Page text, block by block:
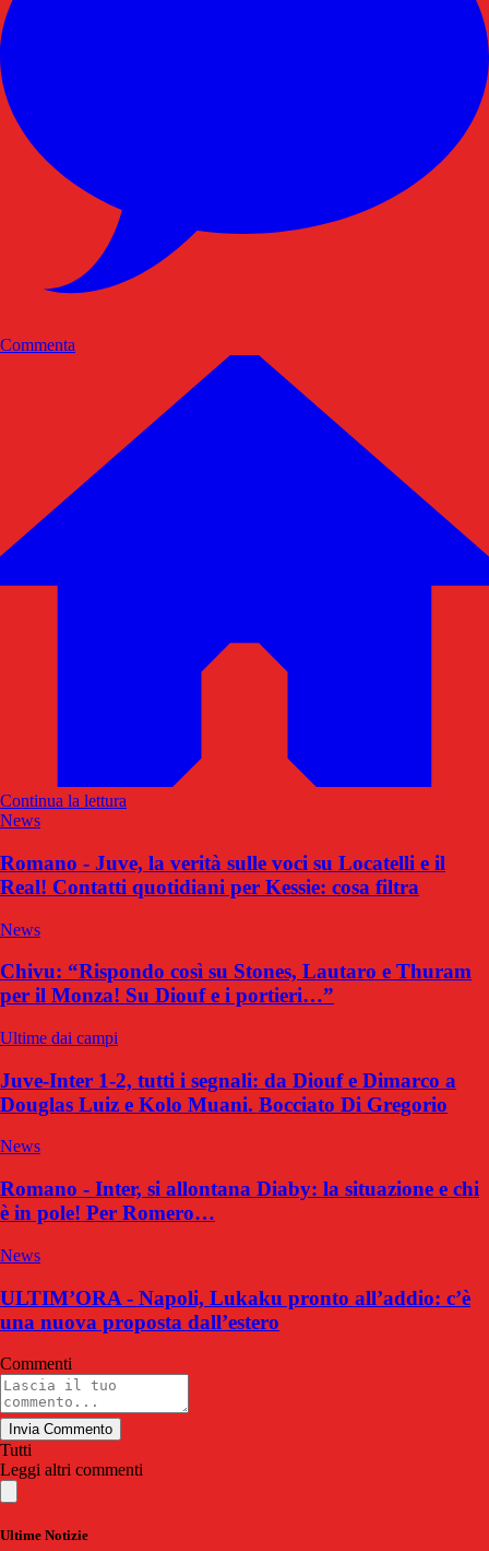
Commenta
Continua la lettura
News
Romano - Juve, la verità sulle voci su Locatelli e il
Real! Contatti quotidiani per Kessie: cosa filtra
News
Chivu: “Rispondo così su Stones, Lautaro e Thuram
per il Monza! Su Diouf e i portieri…”
Ultime dai campi
Juve-Inter 1-2, tutti i segnali: da Diouf e Dimarco a
Douglas Luiz e Kolo Muani. Bocciato Di Gregorio
News
Romano - Inter, si allontana Diaby: la situazione e chi
è in pole! Per Romero…
News
ULTIM’ORA - Napoli, Lukaku pronto all’addio: c’è
una nuova proposta dall’estero
Commenti
Invia Commento
Tutti
Leggi altri commenti
Ultime Notizie